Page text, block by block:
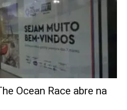
Ocean Race abre na